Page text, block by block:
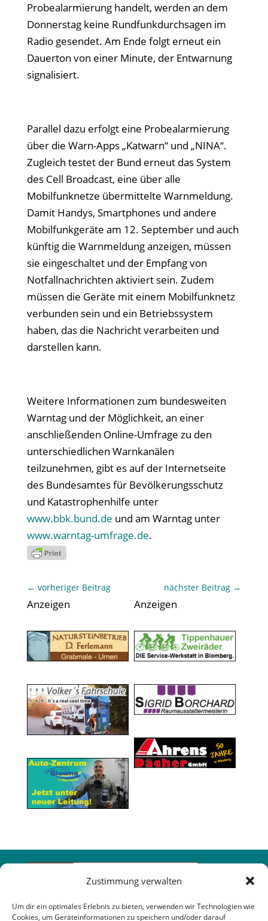
Zustimmung verwalten
Um dir ein optimales Erlebnis zu bieten, verwenden wir Technologien wie
Cookies, um Geräteinformationen zu speichern und/oder darauf
Probealarmierung handelt, werden an dem
Donnerstag keine Rundfunkdurchsagen im
Radio gesendet. Am Ende folgt erneut ein
Dauerton von einer Minute, der Entwarnung
signalisiert.
Parallel dazu erfolgt eine Probealarmierung
über die Warn-Apps „Katwarn“ und „NINA“.
Zugleich testet der Bund erneut das System
des Cell Broadcast, eine über alle
Mobilfunknetze übermittelte Warnmeldung.
Damit Handys, Smartphones und andere
Mobilfunkgeräte am 12. September und auch
künftig die Warnmeldung anzeigen, müssen
sie eingeschaltet und der Empfang von
Notfallnachrichten aktiviert sein. Zudem
müssen die Geräte mit einem Mobilfunknetz
verbunden sein und ein Betriebssystem
haben, das die Nachricht verarbeiten und
darstellen kann.
Weitere Informationen zum bundesweiten
Warntag und der Möglichkeit, an einer
anschließenden Online-Umfrage zu den
unterschiedlichen Warnkanälen
teilzunehmen, gibt es auf der Internetseite
des Bundesamtes für Bevölkerungsschutz
und Katastrophenhilfe unter
www.bbk.bund.de und am Warntag unter
www.warntag-umfrage.de.
← vorheriger Beitrag nächster Beitrag →
Anzeigen Anzeigen